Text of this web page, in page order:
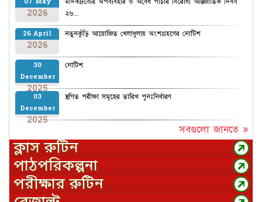
07 May
2026
২৬...
26 April
2026
নতুনকুঁড়ি আয়োজিত খেলাধুলায় অংশগ্রহণের নোটিশ
30
December
2025
নোটিশ
03
December
2025
স্থগিত পরীক্ষা সমূহের তারিখ পুনঃনির্ধারণ
সবগুলো জানতে »
ক্লাস রুটিন
পাঠপরিকল্পনা
পরীক্ষার রুটিন